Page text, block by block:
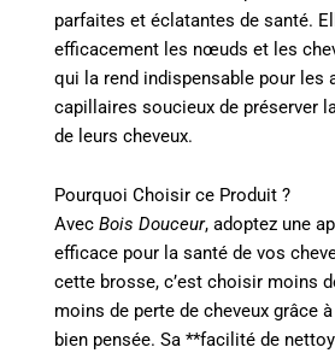
parfaites et éclatantes de santé.
efficacement les nœuds et les
qui la rend indispensable pour les
capillaires soucieux de préserver
de leurs cheveux.
Pourquoi Choisir ce Produit ?
Avec Bois Douceur, adoptez une
efficace pour la santé de vos
cette brosse, c’est choisir moins
moins de perte de cheveux grâce
bien pensée. Sa **facilité de